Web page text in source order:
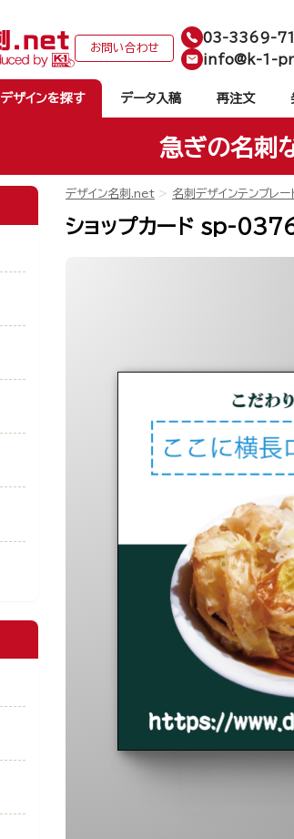
お問い合わせ
03-3369-
info@k-1-
デザインを探す データ入稿 再注文
急ぎの名刺
デザイン名刺.net 名刺デザインテンプレー
ショップカード sp-